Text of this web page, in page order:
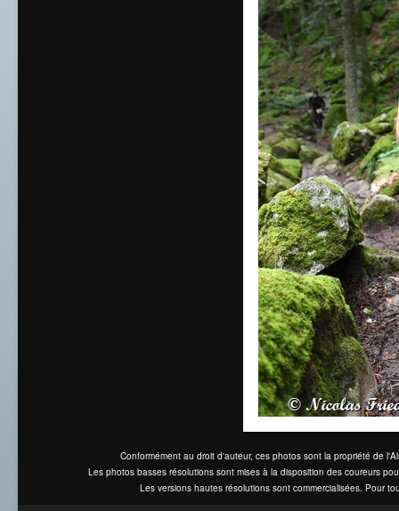
Conformément au droit d'auteur, ces photos sont la propriété de
Les photos basses résolutions sont mises à la disposition des coureurs
Les versions hautes résolutions sont commercialisées. Pour